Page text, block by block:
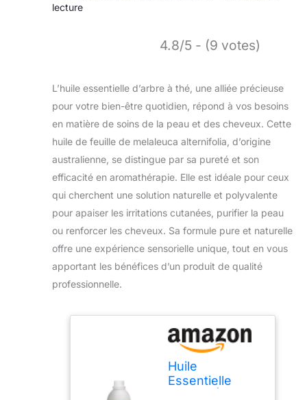
lecture
4.8/5 - (9 votes)
L’huile essentielle d’arbre à thé, une alliée précieuse
pour votre bien-être quotidien, répond à vos besoins
en matière de soins de la peau et des cheveux. Cette
huile de feuille de melaleuca alternifolia, d’origine
australienne, se distingue par sa pureté et son
efficacité en aromathérapie. Elle est idéale pour ceux
qui cherchent une solution naturelle et polyvalente
pour apaiser les irritations cutanées, purifier la peau
ou renforcer les cheveux. Sa formule pure et naturelle
offre une expérience sensorielle unique, tout en vous
apportant les bénéfices d’un produit de qualité
professionnelle.
Huile
Essentielle